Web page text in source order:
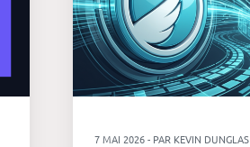
7 MAI 2026 - PAR KEVIN DUNGLAS